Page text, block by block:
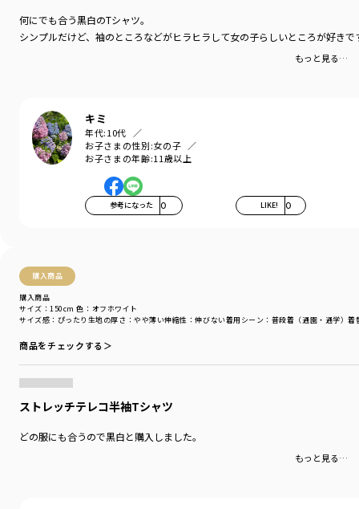
何にでも合う黒白のTシャツ。
シンプルだけど、袖のところなどがヒラヒラして女の子らしいところが好きで
もっと見る…
キミ
年代:10代
お子さまの性別:女の子
お子さまの年齢:11歳以上
参考になった 0 LIKE! 0
購入商品
購入商品
サイズ感 ：ぴったり 生地の厚さ ：やや薄い伸縮性 ：伸びない着用シーン ：普段着（通園・通学）着
サイズ：150cm 色：オフホワイト
商品をチェックする＞
ストレッチテレコ半袖Tシャツ
どの服にも合うので黒白と購入しました。
もっと見る…